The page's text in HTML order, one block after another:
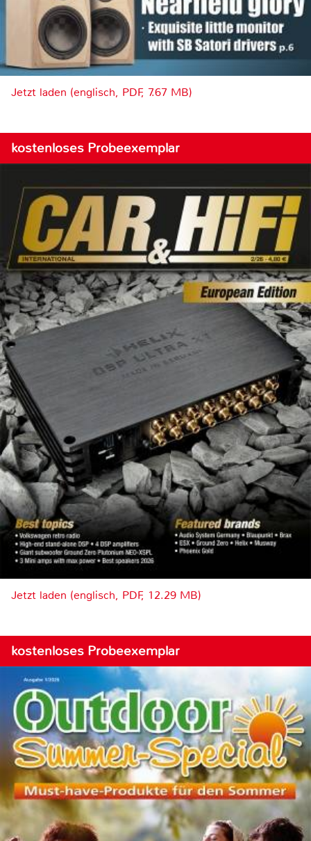
Jetzt laden (englisch, PDF, 7.67 MB)
kostenloses Probeexemplar
Jetzt laden (englisch, PDF, 12.29 MB)
kostenloses Probeexemplar